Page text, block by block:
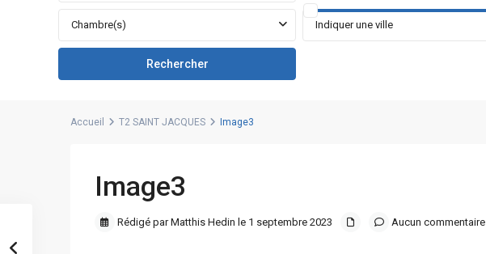
Chambre(s)
Accueil T2 SAINT JACQUES Image3
Image3
Rédigé par Matthis Hedin le 1 septembre 2023 Aucun commentaire